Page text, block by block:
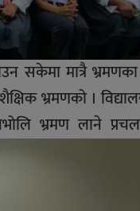
सकेमा मात्रै
भ्रमणको ।
भ्रमण लाने